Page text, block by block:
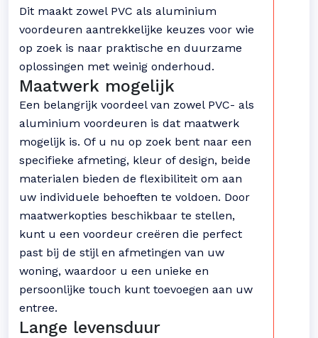
Dit maakt zowel PVC als aluminium
voordeuren aantrekkelijke keuzes voor wie
op zoek is naar praktische en duurzame
oplossingen met weinig onderhoud.
Maatwerk mogelijk
Een belangrijk voordeel van zowel PVC- als
aluminium voordeuren is dat maatwerk
mogelijk is. Of u nu op zoek bent naar een
specifieke afmeting, kleur of design, beide
materialen bieden de flexibiliteit om aan
uw individuele behoeften te voldoen. Door
maatwerkopties beschikbaar te stellen,
kunt u een voordeur creëren die perfect
past bij de stijl en afmetingen van uw
woning, waardoor u een unieke en
persoonlijke touch kunt toevoegen aan uw
entree.
Lange levensduur